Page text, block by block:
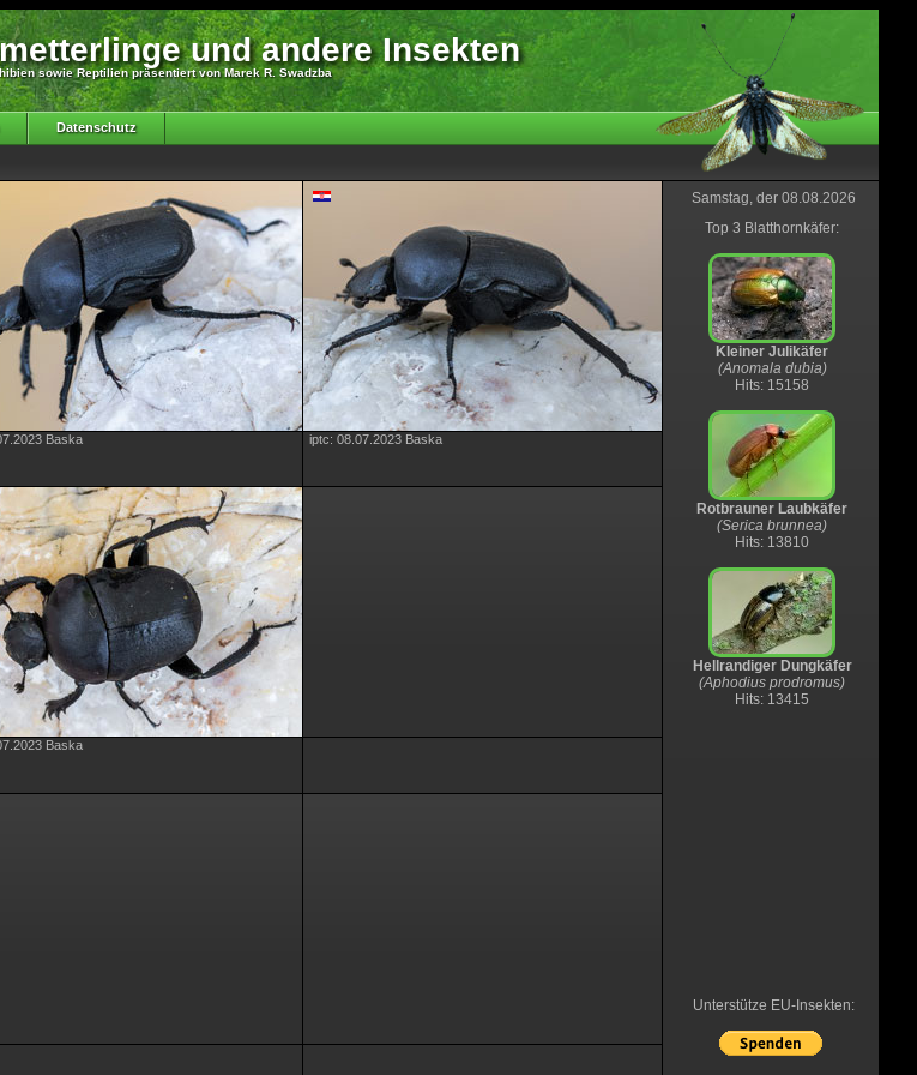
und andere Insekten
sowie Reptilien präsentiert von Marek R. Swadzba
Datenschutz
Baska
Baska
iptc: 08.07.2023 Baska
Samstag, der 08.08.2026
Top 3 Blatthornkäfer:
Kleiner Julikäfer
(Anomala dubia)
Hits: 15158
Rotbrauner Laubkäfer
(Serica brunnea)
Hits: 13810
Hellrandiger Dungkäfer
(Aphodius prodromus)
Hits: 13415
Unterstütze EU-Insekten: